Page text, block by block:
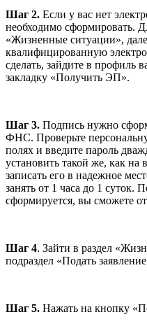
Шаг 2. Если у вас нет
необходимо сформировать.
«Жизненные ситуации»,
квалифицированную
сделать, зайдите в профиль
закладку «Получить ЭП».
Шаг 3. Подпись нужно
ФНС. Проверьте
полях и введите пароль
установить такой же, как
записать его в надежное
занять от 1 часа до 1 суток.
сформируется, вы сможете
Шаг 4. Зайти в раздел
подраздел «Подать
Шаг 5. Нажать на кнопку